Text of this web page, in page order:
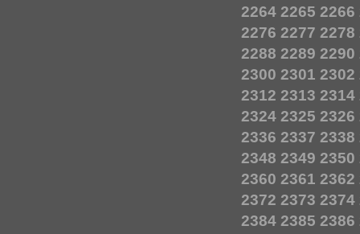
2264 2265 2266
2276 2277 2278
2288 2289 2290
2300 2301 2302
2312 2313 2314
2324 2325 2326
2336 2337 2338
2348 2349 2350
2360 2361 2362
2372 2373 2374
2384 2385 2386